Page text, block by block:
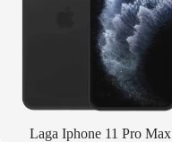
Laga Iphone 11 Pro Max